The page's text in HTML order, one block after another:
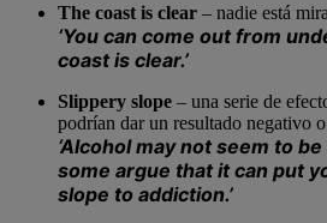
The coast is clear – nadie está
‘You can come out from
coast is clear.’
Slippery slope – una serie de
podrían dar un resultado negativo
‘Alcohol may not seem to
some argue that it can put
slope to addiction.’